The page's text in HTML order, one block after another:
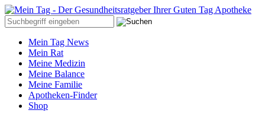
Mein Tag News
Mein Rat
Meine Medizin
Meine Balance
Meine Familie
Apotheken-Finder
Shop